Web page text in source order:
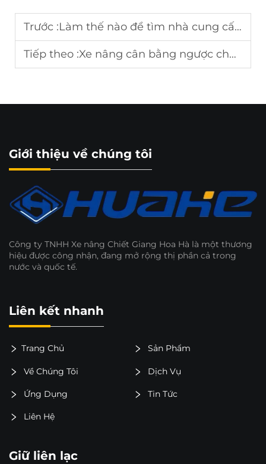
Trước :Làm thế nào để tìm nhà cung cấp xe nâng toàn cầu?
Tiếp theo :Xe nâng cân bằng ngược cho sản xuất nhà máy
Giới thiệu về chúng tôi
Công ty TNHH Xe nâng Chiết Giang Hoa Hà là một thương
hiệu được công nhận, đang mở rộng thị phần cả trong
nước và quốc tế.
Liên kết nhanh
Trang Chủ Sản Phẩm
Về Chúng Tôi Dịch Vụ
Ứng Dụng Tin Tức
Liên Hệ
Giữ liên lạc